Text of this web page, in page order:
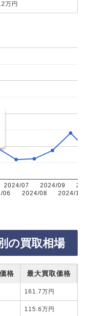
万円
06
2024/07
2024/08
2024/09
2024/10
の買取相場
格 最大買取価格
161.7万円
115.6万円